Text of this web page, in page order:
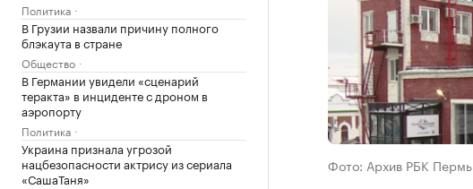
Политика
В Грузии назвали причину полного
блэкаута в стране
Общество
В Германии увидели «сценарий
теракта» в инциденте с дроном в
аэропорту
Политика
Украина признала угрозой
нацбезопасности актрису из сериала
«СашаТаня»
Фото: Архив РБК Пермь